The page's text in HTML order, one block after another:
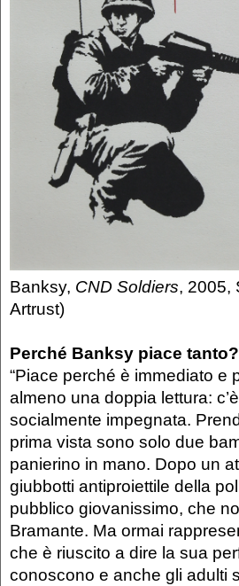
Banksy, CND Soldiers, 2005,
Artrust)
Perché Banksy piace
“Piace perché è immediato e
almeno una doppia lettura:
socialmente impegnata.
prima vista sono solo due
panierino in mano. Dopo un
giubbotti antiproiettile della
pubblico giovanissimo, che
Bramante. Ma ormai
che è riuscito a dire la sua
conoscono e anche gli adulti